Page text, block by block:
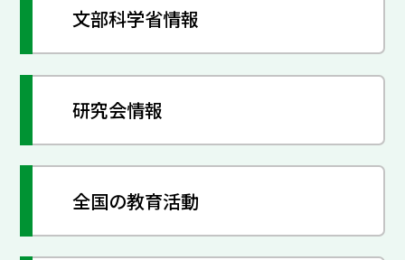
文部科学省情報
研究会情報
全国の教育活動